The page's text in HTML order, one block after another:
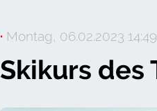
· Montag, 06.02.2023
Skikurs des